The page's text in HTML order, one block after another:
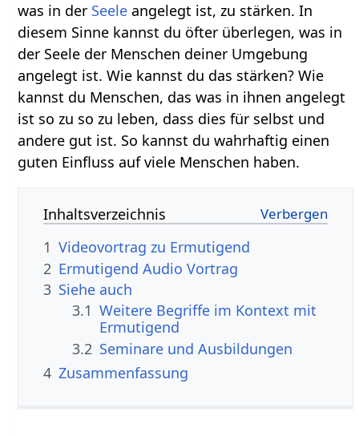
was in der Seele angelegt ist, zu stärken. In
diesem Sinne kannst du öfter überlegen, was in
der Seele der Menschen deiner Umgebung
angelegt ist. Wie kannst du das stärken? Wie
kannst du Menschen, das was in ihnen angelegt
ist so zu so zu leben, dass dies für selbst und
andere gut ist. So kannst du wahrhaftig einen
guten Einfluss auf viele Menschen haben.
Inhaltsverzeichnis
1
2
Ermutigend‏‎ Audio Vortrag
3 Siehe auch
3.1 Weitere Begriffe im Kontext mit
3.2 Seminare und Ausbildungen
4 Zusammenfassung